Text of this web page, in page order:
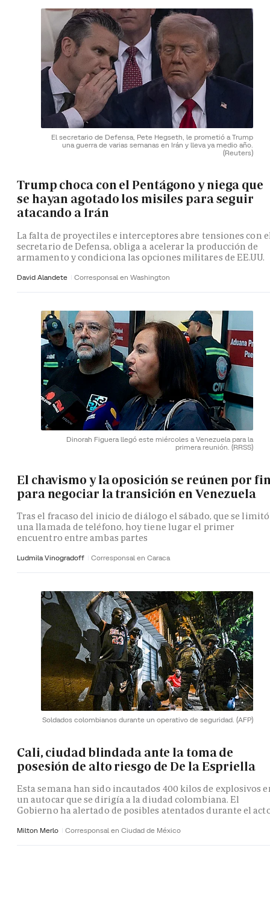
El secretario de Defensa, Pete Hegseth, le prometió a Trump
una guerra de varias semanas en Irán y lleva ya medio año.
(Reuters)
Trump choca con el Pentágono y niega que
se hayan agotado los misiles para seguir
atacando a Irán
La falta de proyectiles e interceptores abre tensiones con
secretario de Defensa, obliga a acelerar la producción de
armamento y condiciona las opciones militares de EE.UU.
David Alandete Corresponsal en Washington
Dinorah Figuera llegó este miércoles a Venezuela para la
primera reunión. (RRSS)
El chavismo y la oposición se reúnen por
para negociar la transición en Venezuela
Tras el fracaso del inicio de diálogo el sábado, que se
una llamada de teléfono, hoy tiene lugar el primer
encuentro entre ambas partes
Ludmila Vinogradoff Corresponsal en Caraca
Soldados colombianos durante un operativo de seguridad. (AFP)
Cali, ciudad blindada ante la toma de
posesión de alto riesgo de De la Espriella
Esta semana han sido incautados 400 kilos de explosivos
un autocar que se dirigía a la diudad colombiana. El
Gobierno ha alertado de posibles atentados durante el
Milton Merlo Corresponsal en Ciudad de México